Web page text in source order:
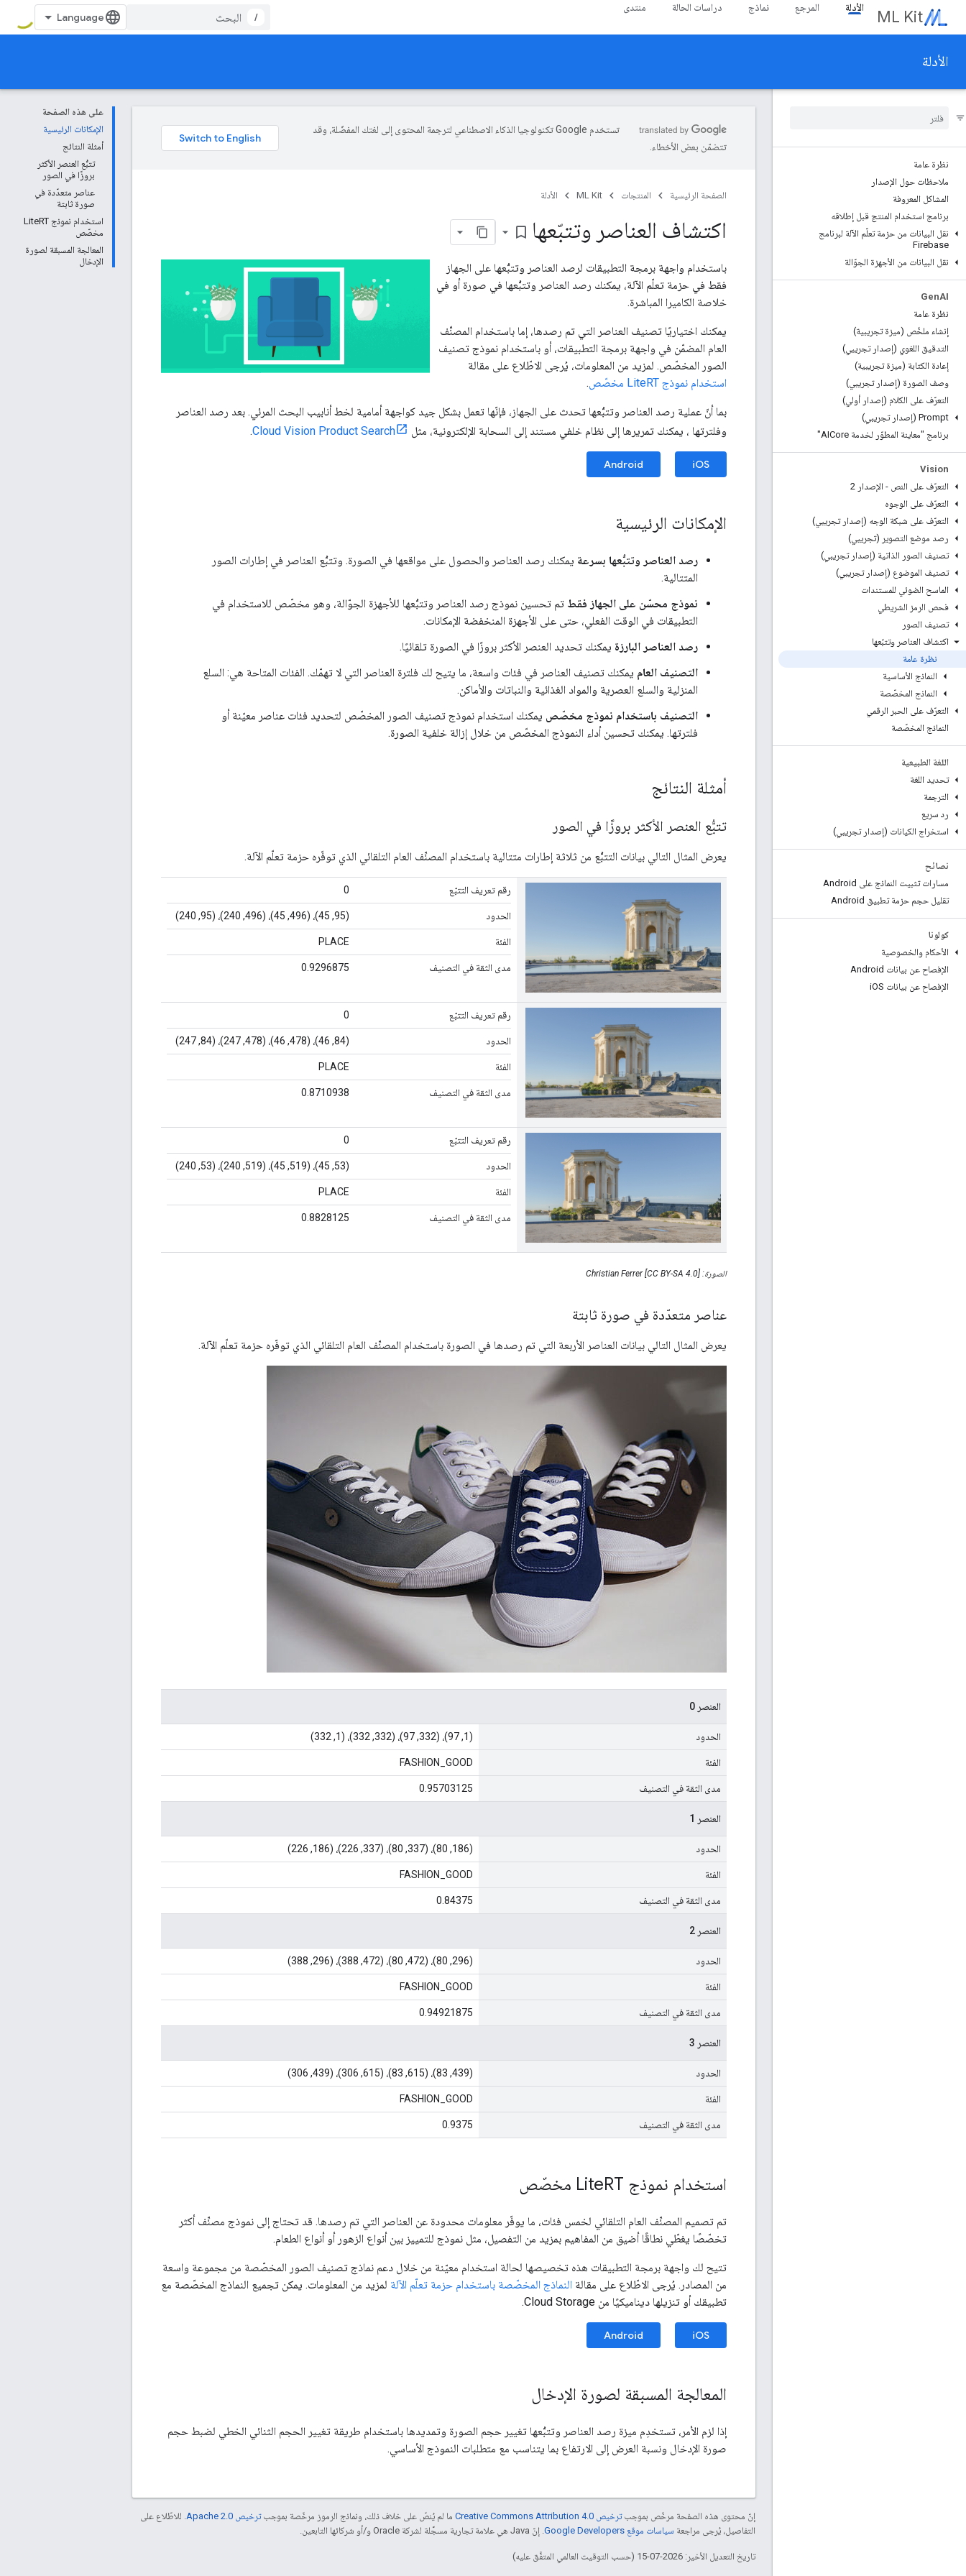
ML Kit الأدلة المرجع نماذج دراسات الحالة منتدى
/
الأدلة
نظرة عامة
ملاحظات حول الإصدار
المشاكل المعروفة
برنامج استخدام المنتج قبل إطلاقه
نقل البيانات من حزمة تعلّم الآلة لبرنامج
Firebase
نقل البيانات من الأجهزة الجوّالة
GenAI
نظرة عامة
إنشاء ملخّص (ميزة تجريبية)
التدقيق اللغوي (إصدار تجريبي)
إعادة الكتابة (ميزة تجريبية)
وصف الصورة (إصدار تجريبي)
التعرّف على الكلام (إصدار أولي)
Prompt (إصدار تجريبي)
برنامج "معاينة المطوّر لخدمة AICore"
Vision
التعرّف على النص - الإصدار 2
التعرّف على الوجوه
التعرّف على شبكة الوجه (إصدار تجريبي)
رصد موضع التصوير (تجريبي)
تصنيف الصور الذاتية (إصدار تجريبي)
تصنيف الموضوع (إصدار تجريبي)
الماسح الضوئي للمستندات
فحص الرمز الشريطي
تصنيف الصور
اكتشاف العناصر وتتبّعها
نظرة عامة
النماذج الأساسية
النماذج المخصّصة
التعرّف على الحبر الرقمي
النماذج المخصّصة
اللغة الطبيعية
تحديد اللغة
الترجمة
رد سريع
استخراج الكيانات (إصدار تجريبي)
نصائح
مسارات تثبيت النماذج على Android
تقليل حجم حزمة تطبيق Android
كولونا
الأحكام والخصوصية
الإفصاح عن بيانات Android
الإفصاح عن بيانات i OS
على هذه الصفحة
الإمكانات الرئيسية
أمثلة النتائج
تتبُّع العنصر الأكثر
بروزًا في الصور
عناصر متعدّدة في
صورة ثابتة
استخدام نموذج LiteRT
مخصّص
المعالجة المسبقة لصورة
الإدخال
تستخدم Google تكنولوجيا الذكاء الاصطناعي لترجمة المحتوى إلى لغتك المفضّلة، وقد
تتضمّن بعض الأخطاء.
الصفحة الرئيسية المنتجات ML Kit الأدلة
اكتشاف العناصر وتتبّعها bookmark_border
باستخدام واجهة برمجة التطبيقات لرصد العناصر وتتبُّعها على الجهاز
فقط في حزمة تعلّم الآلة، يمكنك رصد العناصر وتتبُّعها في صورة أو في
خلاصة الكاميرا المباشرة.
يمكنك اختياريًا تصنيف العناصر التي تم رصدها، إما باستخدام المصنِّف
العام المضمّن في واجهة برمجة التطبيقات، أو باستخدام نموذج تصنيف
الصور المخصّص. لمزيد من المعلومات، يُرجى الاطّلاع على مقالة
استخدام نموذج LiteRT مخصّص
.
بما أنّ عملية رصد العناصر وتتبُّعها تحدث على الجهاز، فإنّها تعمل بشكل جيد كواجهة أمامية لخط أنابيب البحث المرئي. بعد رصد العناصر
وفلترتها ، يمكنك تمريرها إلى نظام خلفي مستند إلى السحابة الإلكترونية، مثل
Cloud Vision Product Search
.
iOS
Android
الإمكانات الرئيسية
رصد العناصر وتتبُّعها بسرعة يمكنك رصد العناصر والحصول على مواقعها في الصورة. وتتبُّع العناصر في إطارات الصور
المتتالية.
نموذج محسّن على الجهاز فقط تم تحسين نموذج رصد العناصر وتتبُّعها للأجهزة الجوّالة، وهو مخصّص للاستخدام في
التطبيقات في الوقت الفعلي، حتى على الأجهزة المنخفضة الإمكانات.
رصد العناصر البارزة يمكنك تحديد العنصر الأكثر بروزًا في الصورة تلقائيًا.
التصنيف العام يمكنك تصنيف العناصر في فئات واسعة، ما يتيح لك فلترة العناصر التي لا تهمّك. الفئات المتاحة هي: السلع
المنزلية والسلع العصرية والمواد الغذائية والنباتات والأماكن.
التصنيف باستخدام نموذج مخصّص يمكنك استخدام نموذج تصنيف الصور المخصّص لتحديد فئات عناصر معيّنة أو
فلترتها. يمكنك تحسين أداء النموذج المخصّص من خلال إزالة خلفية الصورة.
أمثلة النتائج
تتبُّع العنصر الأكثر بروزًا في الصور
يعرض المثال التالي بيانات التتبُّع من ثلاثة إطارات متتالية باستخدام المصنِّف العام التلقائي الذي توفّره حزمة تعلّم الآلة.
رقم تعريف التتبّع 0
الحدود (95, 45)، (496, 45)، (496, 240)، (95, 240)
الفئة PLACE
مدى الثقة في التصنيف 0.9296875
رقم تعريف التتبّع 0
الحدود (84, 46)، (478, 46)، (478, 247)، (84, 247)
الفئة PLACE
مدى الثقة في التصنيف 0.8710938
رقم تعريف التتبّع 0
الحدود (53, 45)، (519, 45)، (519, 240)، (53, 240)
الفئة PLACE
مدى الثقة في التصنيف 0.8828125
الصورة: Christian Ferrer [CC BY-SA 4.0]
عناصر متعدّدة في صورة ثابتة
يعرض المثال التالي بيانات العناصر الأربعة التي تم رصدها في الصورة باستخدام المصنِّف العام التلقائي الذي توفّره حزمة تعلّم الآلة.
العنصر 0
الحدود (1, 97)، (332, 97)، (332, 332)، (1, 332)
الفئة FASHION_GOOD
مدى الثقة في التصنيف 0.95703125
العنصر 1
الحدود (186, 80)، (337, 80)، (337, 226)، (186, 226)
الفئة FASHION_GOOD
مدى الثقة في التصنيف 0.84375
العنصر 2
الحدود (296, 80)، (472, 80)، (472, 388)، (296, 388)
الفئة FASHION_GOOD
مدى الثقة في التصنيف 0.94921875
العنصر 3
الحدود (439, 83)، (615, 83)، (615, 306)، (439, 306)
الفئة FASHION_GOOD
مدى الثقة في التصنيف 0.9375
استخدام نموذج Lite RT مخصّص
تم تصميم المصنِّف العام التلقائي لخمس فئات، ما يوفّر معلومات محدودة عن العناصر التي تم رصدها. قد تحتاج إلى نموذج مصنِّف أكثر
تخصّصًا يغطّي نطاقًا أضيق من المفاهيم بمزيد من التفصيل، مثل نموذج للتمييز بين أنواع الزهور أو أنواع الطعام.
تتيح لك واجهة برمجة التطبيقات هذه تخصيصها لحالة استخدام معيّنة من خلال دعم نماذج تصنيف الصور المخصّصة من مجموعة واسعة
من المصادر. يُرجى الاطّلاع على مقالة النماذج المخصّصة باستخدام حزمة تعلّم الآلة لمزيد من المعلومات. يمكن تجميع النماذج المخصّصة مع
تطبيقك أو تنزيلها ديناميكيًا من Cloud Storage.
iOS
Android
المعالجة المسبقة لصورة الإدخال
إذا لزم الأمر، تستخدِم ميزة رصد العناصر وتتبُّعها تغيير حجم الصورة وتمديدها باستخدام طريقة تغيير الحجم الثنائي الخطي لضبط حجم
صورة الإدخال ونسبة العرض إلى الارتفاع بما يتناسب مع متطلبات النموذج الأساسي.
إنّ محتوى هذه الصفحة مرخّص بموجبترخيص Creative Commons Attribution 4.0‏ ما لم يُنصّ على خلاف ذلك، ونماذج الرموز مرخّصة بموجبترخيص Apache 2.0‏
. للاطّلاع على
التفاصيل، يُرجى مراجعة سياسات موقع Google Developers‏ . إنّ Java هي علامة تجارية مسجَّلة لشركة Oracle و/أو شركائها التابعين.
تاريخ التعديل الأخير: 2026-07-15 (حسب التوقيت العالمي المتفَّق عليه)